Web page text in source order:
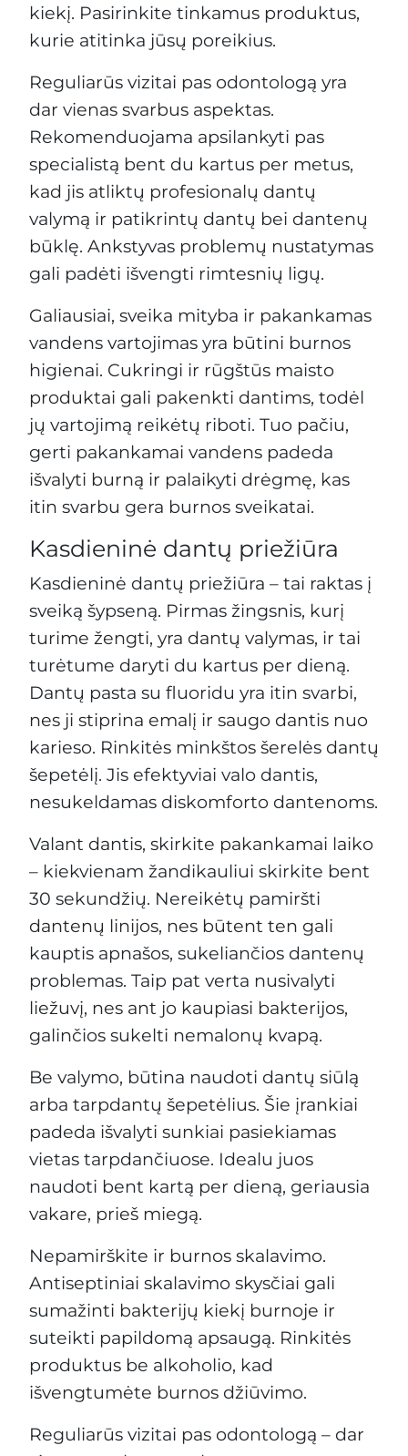
kiekį. Pasirinkite tinkamus produktus,
kurie atitinka jūsų poreikius.
Reguliarūs vizitai pas odontologą yra
dar vienas svarbus aspektas.
Rekomenduojama apsilankyti pas
specialistą bent du kartus per metus,
kad jis atliktų profesionalų dantų
valymą ir patikrintų dantų bei dantenų
būklę. Ankstyvas problemų nustatymas
gali padėti išvengti rimtesnių ligų.
Galiausiai, sveika mityba ir pakankamas
vandens vartojimas yra būtini burnos
higienai. Cukringi ir rūgštūs maisto
produktai gali pakenkti dantims, todėl
jų vartojimą reikėtų riboti. Tuo pačiu,
gerti pakankamai vandens padeda
išvalyti burną ir palaikyti drėgmę, kas
itin svarbu gera burnos sveikatai.
Kasdieninė dantų priežiūra
Kasdieninė dantų priežiūra – tai raktas į
sveiką šypseną. Pirmas žingsnis, kurį
turime žengti, yra dantų valymas, ir tai
turėtume daryti du kartus per dieną.
Dantų pasta su fluoridu yra itin svarbi,
nes ji stiprina emalį ir saugo dantis nuo
karieso. Rinkitės minkštos šerelės dantų
šepetėlį. Jis efektyviai valo dantis,
nesukeldamas diskomforto dantenoms.
Valant dantis, skirkite pakankamai laiko
– kiekvienam žandikauliui skirkite bent
30 sekundžių. Nereikėtų pamiršti
dantenų linijos, nes būtent ten gali
kauptis apnašos, sukeliančios dantenų
problemas. Taip pat verta nusivalyti
liežuvį, nes ant jo kaupiasi bakterijos,
galinčios sukelti nemalonų kvapą.
Be valymo, būtina naudoti dantų siūlą
arba tarpdantų šepetėlius. Šie įrankiai
padeda išvalyti sunkiai pasiekiamas
vietas tarpdančiuose. Idealu juos
naudoti bent kartą per dieną, geriausia
vakare, prieš miegą.
Nepamirškite ir burnos skalavimo.
Antiseptiniai skalavimo skysčiai gali
sumažinti bakterijų kiekį burnoje ir
suteikti papildomą apsaugą. Rinkitės
produktus be alkoholio, kad
išvengtumėte burnos džiūvimo.
Reguliarūs vizitai pas odontologą – dar